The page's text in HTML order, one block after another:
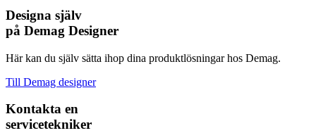
Designa själv
på Demag Designer
Här kan du själv sätta ihop dina produktlösningar hos Demag.
Till Demag designer
Kontakta en
servicetekniker